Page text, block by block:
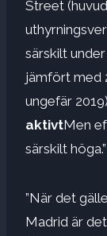
Street
särskilt
jämfört med
ungefär
aktivtMen
särskilt höga.”
”När det
Madrid är